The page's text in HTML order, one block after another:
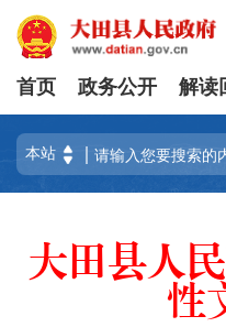
首页 政务公开 解读
大田县人
性